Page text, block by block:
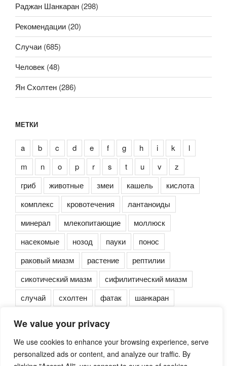
We value your privacy
We use cookies to enhance your browsing experience, serve
personalized ads or content, and analyze our traffic. By
Раджан Шанкаран (298)
Рекомендации (20)
Случаи (685)
Человек (48)
Ян Схолтен (286)
МЕТКИ
a b c d e f g h i k
l
m
n o p r s t u v
z
гриб
животные змеи кашель
кислота
комплекс
кровотечения
лантаноиды
минерал
млекопитающие
моллюск
насекомые
нозод пауки
понос
раковый миазм
растение
рептилии
сикотический миазм
сифилитический миазм
случай
схолтен фатак шанкаран